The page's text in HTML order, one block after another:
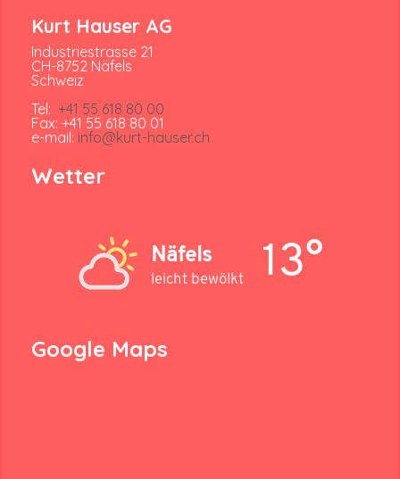
Kurt Hauser AG
Industriestrasse 21
CH-8752 Näfels
Schweiz
Tel: +41 55 618 80 00
Fax: +41 55 618 80 01
e-mail: info@kurt-hauser.ch
Wetter
Näfels
leicht bewölkt 13°
Google Maps